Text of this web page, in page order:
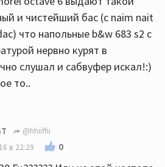
и чистейший бас (c naim nait
что напольные b&w 683 s2 с
нервно курят в
слушал и сабвуфер искал!:)
то..
@hhiiffii
в 22:29
0